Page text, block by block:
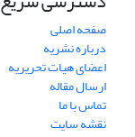
صفحه اصلی
درباره نشریه
اعضای هیات تحریریه
ارسال مقاله
تماس با ما
نقشه سایت